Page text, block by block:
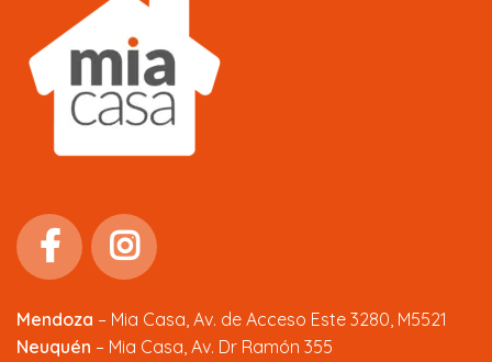
Mendoza – Mia Casa, Av. de Acceso Este 3280, M5521
Neuquén – Mia Casa, Av. Dr Ramón 355